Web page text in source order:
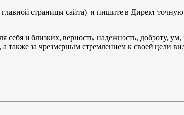
страницы сайта) и пишите в Директ точную
себя и близких, верность, надежность, доброту,
также за чрезмерным стремлением к своей цели